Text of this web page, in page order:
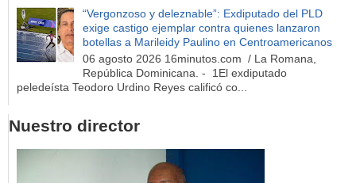
“Vergonzoso y deleznable”: Exdiputado del PLD
exige castigo ejemplar contra quienes lanzaron
botellas a Marileidy Paulino en Centroamericanos
06 agosto 2026 16minutos.com / La Romana,
República Dominicana. - 1El exdiputado
peledeísta Teodoro Urdino Reyes calificó co...
Nuestro director